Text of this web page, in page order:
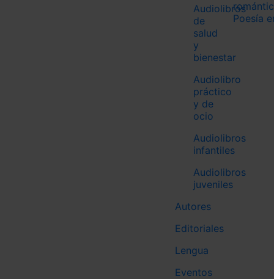
Audiolibros
de
salud
y
bienestar
Audiolibro
práctico
y de
ocio
Audiolibros
infantiles
Audiolibros
juveniles
Poesía
Autores
Editoriales
Lengua
Eventos